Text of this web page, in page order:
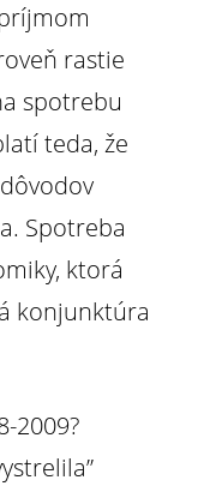
rastie
spotrebu
teda, že
Spotreba
ktorá
konjunktúra
2009?